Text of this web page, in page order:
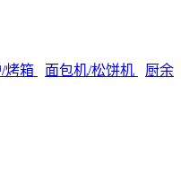
烤箱 面包机/松饼机
厨余